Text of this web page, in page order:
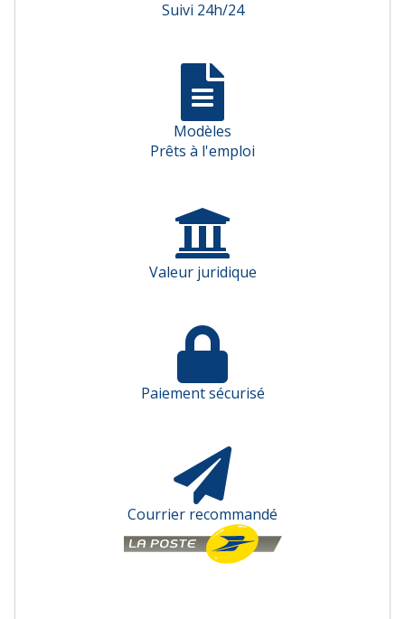
Suivi 24h/24
Modèles
Prêts à l'emploi
Valeur juridique
Paiement sécurisé
Courrier recommandé